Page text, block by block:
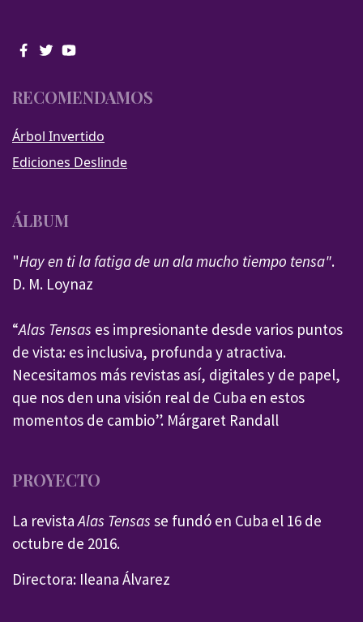
RECOMENDAMOS
Árbol Invertido
Ediciones Deslinde
ÁLBUM
"Hay en ti la fatiga de un ala mucho tiempo tensa".
D. M. Loynaz
“Alas Tensas es impresionante desde varios puntos
de vista: es inclusiva, profunda y atractiva.
Necesitamos más revistas así, digitales y de papel,
que nos den una visión real de Cuba en estos
momentos de cambio”. Márgaret Randall
PROYECTO
La revistaAlas Tensas se fundó en Cuba el 16 de
octubre de 2016.
Directora: Ileana Álvarez